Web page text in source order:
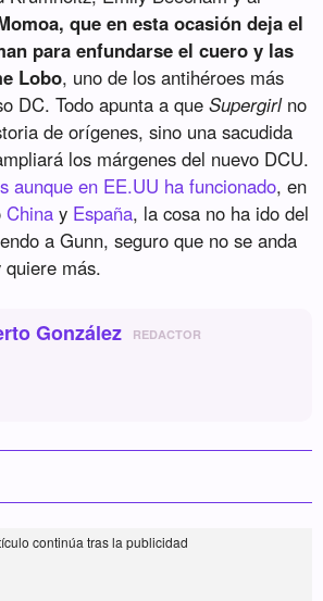
que en esta ocasión deja el
para enfundarse el cuero y las
Lobo, uno de los antihéroes más
DC. Todo apunta a queSupergirlno
de orígenes, sino una sacudida
los márgenes del nuevo DCU.
aunque en EE.UU ha funcionado, en
China y España, la cosa no ha ido del
a Gunn, seguro que no se anda
más.
González REDACTOR